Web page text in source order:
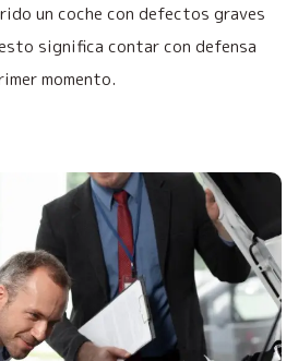
un coche con defectos graves
significa contar con defensa
momento.